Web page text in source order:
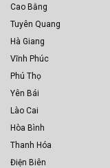
Cao Bằng
Tuyên Quang
Hà Giang
Vĩnh Phúc
Phú Thọ
Yên Bái
Lào Cai
Hòa Bình
Thanh Hóa
Điện Biên